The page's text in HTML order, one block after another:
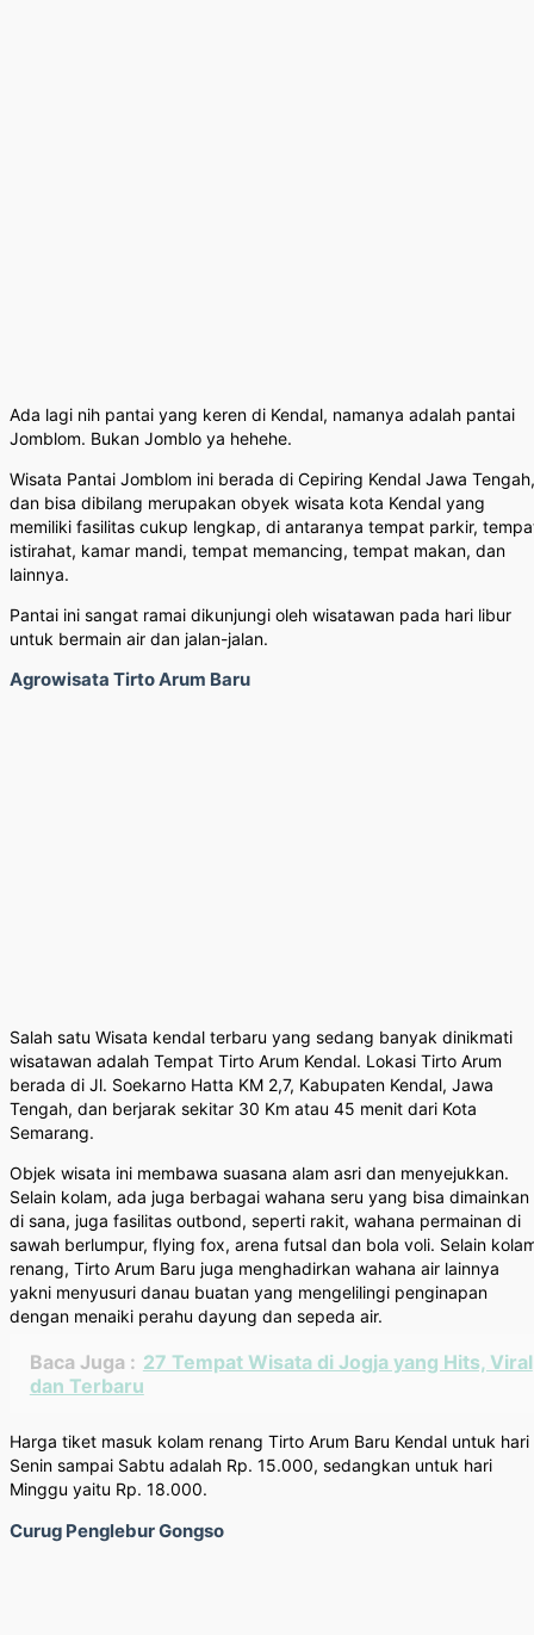
Ada lagi nih pantai yang keren di Kendal, namanya adalah pantai
Jomblom. Bukan Jomblo ya hehehe.
Wisata Pantai Jomblom ini berada di Cepiring Kendal Jawa Tengah,
dan bisa dibilang merupakan obyek wisata kota Kendal yang
memiliki fasilitas cukup lengkap, di antaranya tempat parkir,
istirahat, kamar mandi, tempat memancing, tempat makan, dan
lainnya.
Pantai ini sangat ramai dikunjungi oleh wisatawan pada hari libur
untuk bermain air dan jalan-jalan.
Agrowisata Tirto Arum Baru
Salah satu Wisata kendal terbaru yang sedang banyak dinikmati
wisatawan adalah Tempat Tirto Arum Kendal. Lokasi Tirto Arum
berada di Jl. Soekarno Hatta KM 2,7, Kabupaten Kendal, Jawa
Tengah, dan berjarak sekitar 30 Km atau 45 menit dari Kota
Semarang.
Objek wisata ini membawa suasana alam asri dan menyejukkan.
Selain kolam, ada juga berbagai wahana seru yang bisa dimainkan
di sana, juga fasilitas outbond, seperti rakit, wahana permainan di
sawah berlumpur, flying fox, arena futsal dan bola voli. Selain
renang, Tirto Arum Baru juga menghadirkan wahana air lainnya
yakni menyusuri danau buatan yang mengelilingi penginapan
dengan menaiki perahu dayung dan sepeda air.
Baca Juga : 27 Tempat Wisata di Jogja yang Hits, Viral
dan Terbaru
Harga tiket masuk kolam renang Tirto Arum Baru Kendal untuk hari
Senin sampai Sabtu adalah Rp. 15.000, sedangkan untuk hari
Minggu yaitu Rp. 18.000.
Curug Penglebur Gongso